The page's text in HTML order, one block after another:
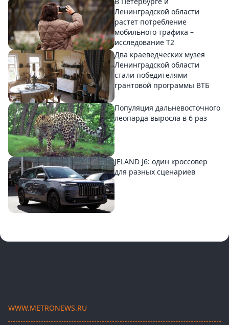
Ленинградской области
растет потребление
мобильного трафика –
исследование T2
Два краеведческих музея
Ленинградской области
стали победителями
грантовой программы ВТБ
Популяция дальневосточного
леопарда выросла в 6 раз
JELAND J6: один кроссовер
для разных сценариев
WWW.METRONEWS.RU